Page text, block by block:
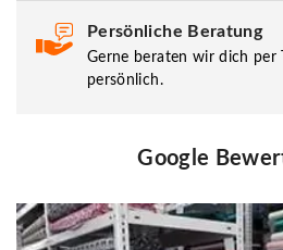
Persönliche Beratung
Gerne beraten wir dich per
persönlich.
Google